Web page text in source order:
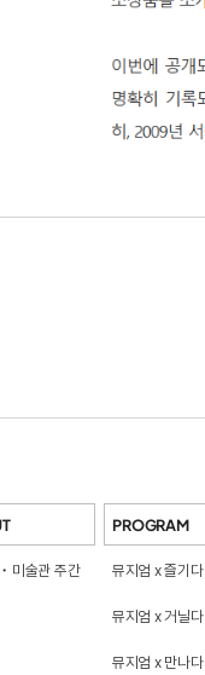
미술관 주간
PROGRAM
뮤지엄 x 즐기다
뮤지엄 x 거닐다
뮤지엄 x 만나다